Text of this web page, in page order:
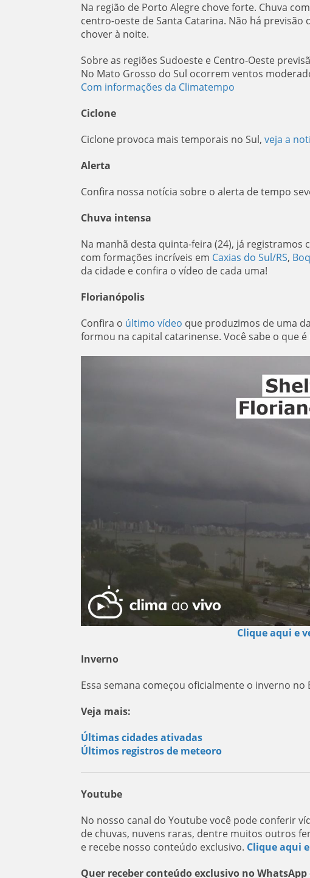
Na região de Porto Alegre chove forte. Chuva
centro-oeste de Santa Catarina. Não há
chover à noite.
Sobre as regiões Sudoeste e Centro-Oeste
No Mato Grosso do Sul ocorrem ventos
Com informações da Climatempo
Ciclone
Ciclone provoca mais temporais no Sul, veja a
Alerta
Confira nossa notícia sobre o alerta de tempo
Chuva intensa
Na manhã desta quinta-feira (24), já registramos
com formações incríveis em Caxias do Sul/RS,
da cidade e confira o vídeo de cada uma!
Florianópolis
Confira o último vídeo que produzimos de uma
formou na capital catarinense. Você sabe o que é
Clique aqui e
Inverno
Essa semana começou oficialmente o inverno no
Veja mais:
Últimas cidades ativadas
Últimos registros de meteoro
Youtube
No nosso canal do Youtube você pode conferir
de chuvas, nuvens raras, dentre muitos outros
e recebe nosso conteúdo exclusivo. Clique aqui
Quer receber conteúdo exclusivo no WhatsApp